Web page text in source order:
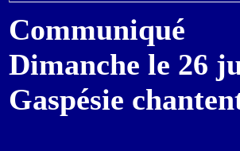
Communiqué
Dimanche le 26
Gaspésie